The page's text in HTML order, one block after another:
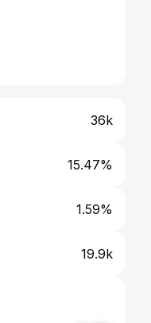
36k
15.47%
1.59%
19.9k